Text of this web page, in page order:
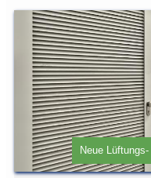
Neue